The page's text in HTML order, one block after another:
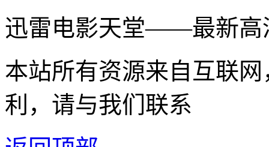
迅雷电影天堂——最新高
本站所有资源来自互联
利，请与我们联系